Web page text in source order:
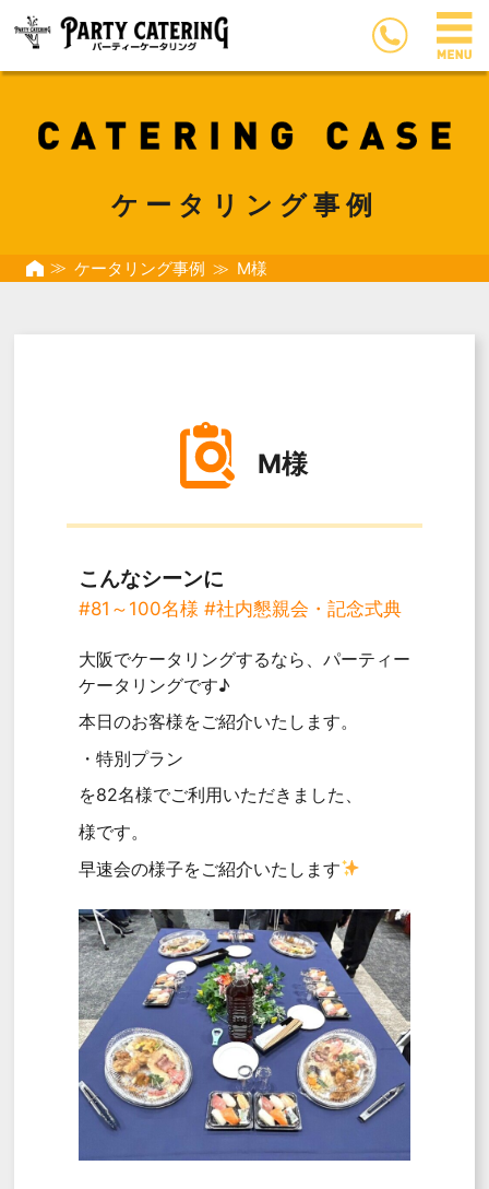
ケータリング事例
ケータリング事例 M様
M様
こんなシーンに
#81～100名様 #社内懇親会・記念式典
大阪でケータリングするなら、パーティー
ケータリングです♪
本日のお客様をご紹介いたします。
・特別プラン
を82名様でご利用いただきました、
様です。
早速会の様子をご紹介いたします